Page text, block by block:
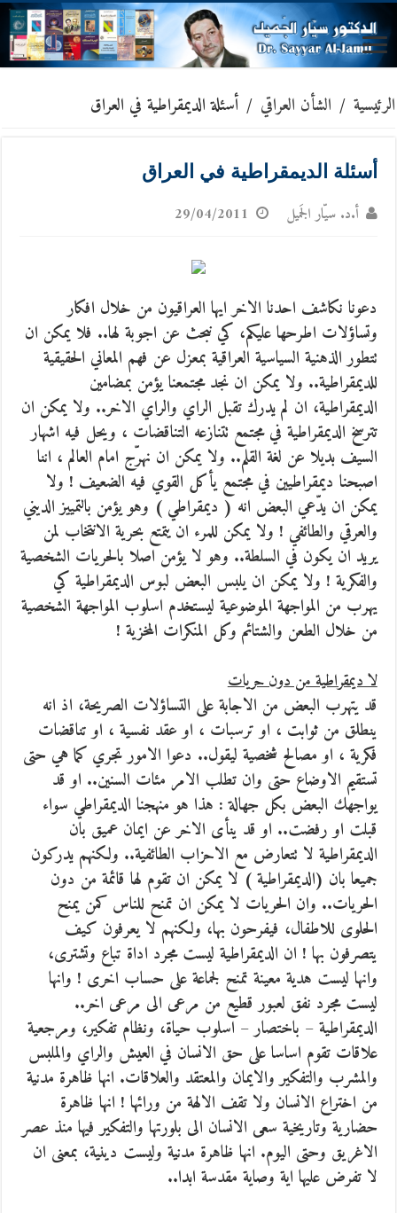
الرئيسية / الشأن العراقي / أسئلة الديمقراطية في العراق
أسئلة الديمقراطية في العراق
أ.د. سيّار الجَميل 29/04/2011
دعونا نكاشف احدنا الاخر ايها العراقيون من خلال افكار
وتساؤلات اطرحها عليكم، كي نبحث عن اجوبة لها.. فلا يمكن ان
تتطور الذهنية السياسية العراقية بمعزل عن فهم المعاني الحقيقية
للديمقراطية.. ولا يمكن ان نجد مجتمعنا يؤمن بمضامين
الديمقراطية، ان لم يدرك تقبل الراي والراي الاخر.. ولا يمكن ان
تترسخ الديمقراطية في مجتمع تتنازعه التناقضات ، ويحل فيه اشهار
السيف بديلا عن لغة القلم.. ولا يمكن ان نهرّج امام العالم ، اننا
اصبحنا ديمقراطيين في مجتمع يأكل القوي فيه الضعيف ! ولا
يمكن ان يدّعي البعض انه ( ديمقراطي ) وهو يؤمن بالتمييز الديني
والعرقي والطائفي ! ولا يمكن للمرء ان يتمتع بحرية الانتخاب لمن
يريد ان يكون في السلطة.. وهو لا يؤمن اصلا بالحريات الشخصية
والفكرية ! ولا يمكن ان يلبس البعض لبوس الديمقراطية كي
يهرب من المواجهة الموضوعية ليستخدم اسلوب المواجهة الشخصية
من خلال الطعن والشتائم وكل المنكرات المخزية !
لا ديمقراطية من دون حريات
قد يتهرب البعض من الاجابة على التساؤلات الصريحة، اذ انه
ينطلق من ثوابت ، او ترسبات ، او عقد نفسية ، او تناقضات
فكرية ، او مصالح شخصية ليقول.. دعوا الامور تجري كما هي حتى
تستقيم الاوضاع حتى وان تطلب الامر مئات السنين.. او قد
يواجهك البعض بكل جهالة : هذا هو منهجنا الديمقراطي سواء
قبلت او رفضت.. او قد ينأى الاخر عن ايمان عميق بان
الديمقراطية لا تتعارض مع الاحزاب الطائفية.. ولكنهم يدركون
جميعا بان (الديمقراطية ) لا يمكن ان تقوم لها قائمة من دون
الحريات.. وان الحريات لا يمكن ان تمنح للناس كمن يمنح
الحلوى للاطفال، فيفرحون بها، ولكنهم لا يعرفون كيف
يتصرفون بها ! ان الديمقراطية ليست مجرد اداة تباع وتشترى،
وانها ليست هدية معينة تمنح لجماعة على حساب اخرى ! وانها
ليست مجرد نفق لعبور قطيع من مرعى الى مرعى اخر..
الديمقراطية – باختصار – اسلوب حياة، ونظام تفكير، ومرجعية
علاقات تقوم اساسا على حق الانسان في العيش والراي والملبس
والمشرب والتفكير والايمان والمعتقد والعلاقات. انها ظاهرة مدنية
من اختراع الانسان ولا تقف الالهة من ورائها ! انها ظاهرة
حضارية وتاريخية سعى الانسان الى بلورتها والتفكير فيها منذ عصر
الاغريق وحتى اليوم. انها ظاهرة مدنية وليست دينية، بمعنى ان
لا تفرض عليها اية وصاية مقدسة ابدا..